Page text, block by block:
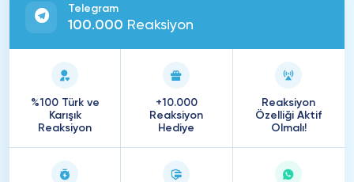
Telegram
100.000 Reaksiyon
%100 Türk ve
Karışık
Reaksiyon
+10.000
Reaksiyon
Hediye
Reaksiyon
Özelliği Aktif
Olmalı!